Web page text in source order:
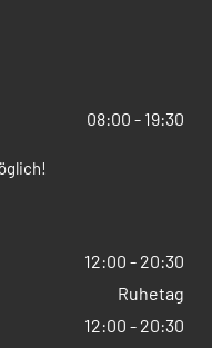
08:00 - 19:30
12:00 - 20:30
Ruhetag
12:00 - 20:30